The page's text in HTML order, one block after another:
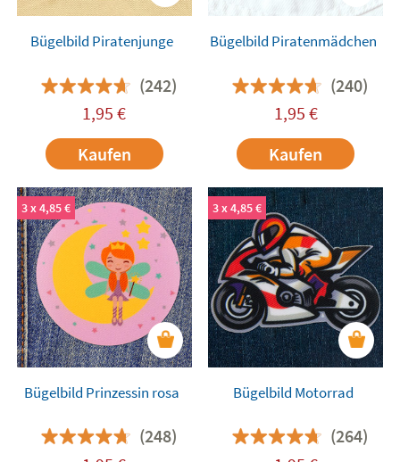
Bügelbild Piratenjunge
(242)
1,95 €
Kaufen
Bügelbild Piratenmädchen
(240)
1,95 €
Kaufen
3 x 4,85 €
Bügelbild Prinzessin rosa
(248)
3 x 4,85 €
Bügelbild Motorrad
(264)